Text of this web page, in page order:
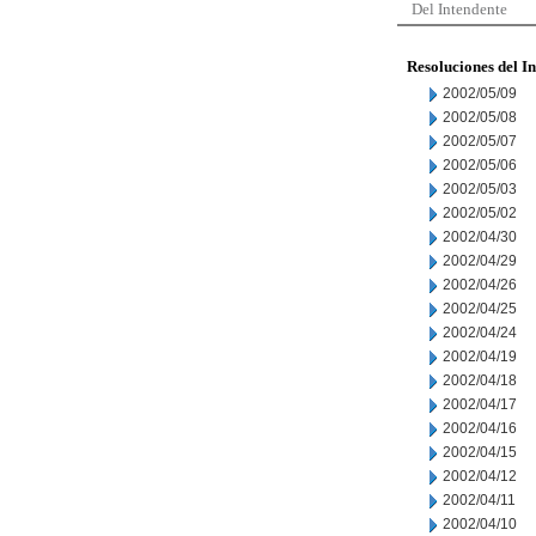
Del Intendente
Resoluciones del
2002/05/09
2002/05/08
2002/05/07
2002/05/06
2002/05/03
2002/05/02
2002/04/30
2002/04/29
2002/04/26
2002/04/25
2002/04/24
2002/04/19
2002/04/18
2002/04/17
2002/04/16
2002/04/15
2002/04/12
2002/04/11
2002/04/10